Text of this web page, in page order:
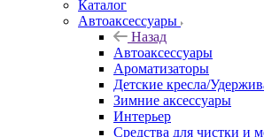
Каталог
Автоаксессуары
Назад
Автоаксессуары
Ароматизаторы
Детские кресла/
Зимние аксессуары
Интерьер
Средства для чистки и